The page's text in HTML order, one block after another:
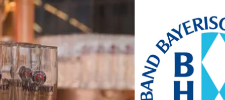
Bayern Tourist Gmbh
(BTG)
Prinz-Ludwig-Palais
Türkenstraße 7
80333 München
Telefon: +49 89 28760-
117
Fax: +49 89 28760-121